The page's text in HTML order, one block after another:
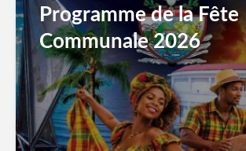
Programme de la Fête
Communale 2026